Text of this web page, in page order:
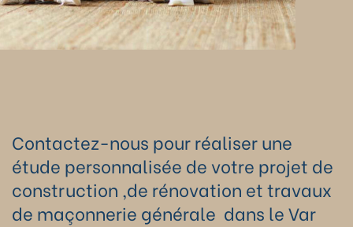
Contactez-nous pour réaliser une
étude personnalisée de votre projet de
construction ,de rénovation et travaux
de maçonnerie générale dans le Var